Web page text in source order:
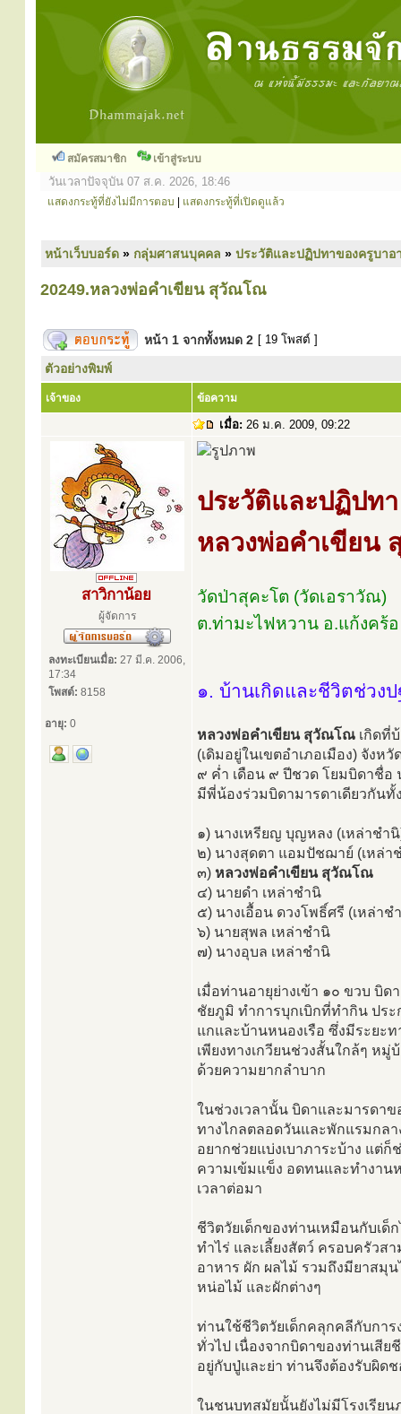
สมัครสมาชิก เข้าสู่ระบบ
วันเวลาปัจจุบัน 07 ส.ค. 2026, 18:46
แสดงกระทู้ที่ยังไม่มีการตอบ แสดงกระทู้ที่เปิดดูแล้ว
หน้าเว็บบอร์ด » กลุ่มศาสนบุคคล » ประวัติและปฏิปทาของครูบาอ
20249.หลวงพ่อคำเขียน สุวัณโณ
หน้า 1 จากทั้งหมด 2 [ 19 โพสต์ ]
ตัวอย่างพิมพ์
เจ้าของ ข้อความ
เมื่อ: 26 ม.ค. 2009, 09:22
สาวิกาน้อย
ผู้จัดการ
ลงทะเบียนเมื่อ: 27 มี.ค. 2006,
17:34
โพสต์: 8158
อายุ: 0
ประวัติและปฏิปทา
หลวงพ่อคำเขียน
วัดป่าสุคะโต (วัดเอราวัณ)
ต.ท่ามะไฟหวาน อ.แก้งคร้
๑. บ้านเกิดและชีวิตช่วง
หลวงพ่อคำเขียน สุวัณโณ เกิดที่
(เดิมอยู่ในเขตอำเภอเมือง) จัง
๙ ค่ำ เดือน ๙ ปีชวด โยมบิดาชื่อ
มีพี่น้องร่วมบิดามารดาเดียวกัน
๑) นางเหรียญ บุญหลง (เหล่าชำ
๒) นางสุดตา แอมปัชฌาย์ (เหล่า
๓) หลวงพ่อคำเขียน สุวัณโณ
๔) นายดำ เหล่าชำนิ
๕) นางเอื้อน ดวงโพธิ์ศรี (เหล่าช
๖) นายสุพล เหล่าชำนิ
๗) นางอุบล เหล่าชำนิ
เมื่อท่านอายุย่างเข้า ๑๐ ขวบ บิ
ชัยภูมิ ทำการบุกเบิกที่ทำกิน ปร
แกและบ้านหนองเรือ ซึ่งมีระยะ
เพียงทางเกวียนช่วงสั้นใกล้ๆ ห
ด้วยความยากลำบาก
ในช่วงเวลานั้น บิดาและมารดา
ทางไกลตลอดวันและพักแรมกล
อยากช่วยแบ่งเบาภาระบ้าง แต่
ความเข้มแข็ง อดทนและทำงาน
เวลาต่อมา
ชีวิตวัยเด็กของท่านเหมือนกับเ
ทำไร่ และเลี้ยงสัตว์ ครอบครัวส
อาหาร ผัก ผลไม้ รวมถึงมียาสมุน
หน่อไม้ และผักต่างๆ
ท่านใช้ชีวิตวัยเด็กคลุกคลีกับการ
ทั่วไป เนื่องจากบิดาของท่านเสี
อยู่กับปู่และย่า ท่านจึงต้องรับผิด
ในชนบทสมัยนั้นยังไม่มีโรงเรียน